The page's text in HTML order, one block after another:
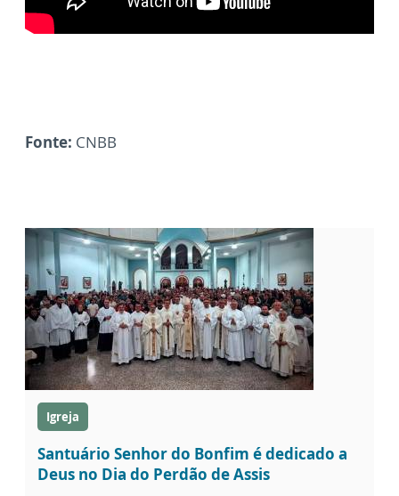
Fonte: CNBB
Igreja
Santuário Senhor do Bonfim é dedicado a
Deus no Dia do Perdão de Assis